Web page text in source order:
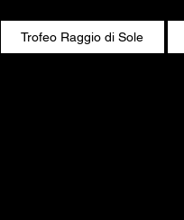
Trofeo Raggio di Sole